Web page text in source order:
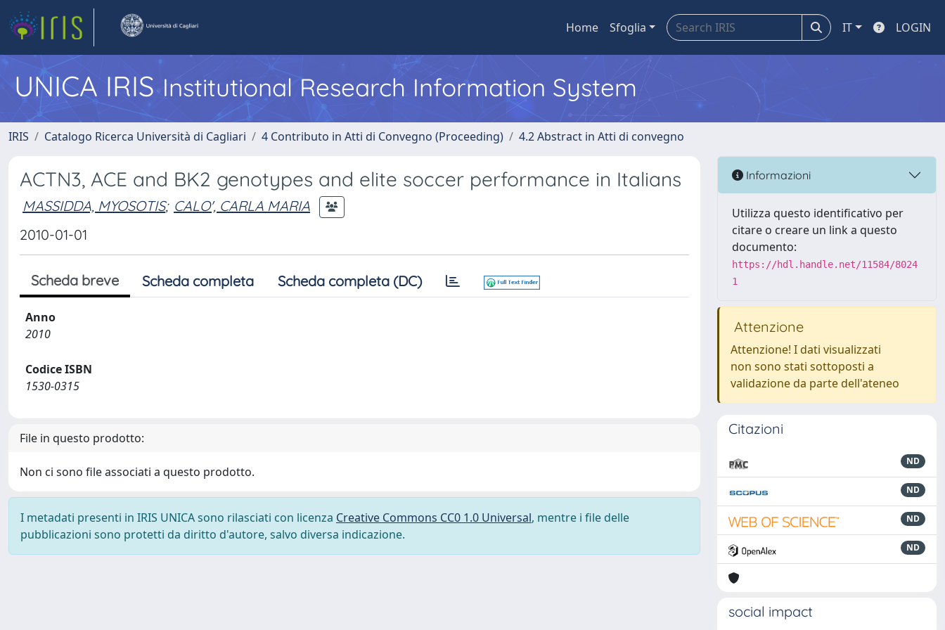
Home Sfoglia IT LOGIN
UNICA IRISInstitutional Research Information System
IRIS Catalogo Ricerca Università di Cagliari 4 Contributo in Atti di Convegno (Proceeding) 4.2 Abstract in Atti di convegno
ACTN3, ACE and BK2 genotypes and elite soccer performance in Italians
MASSIDDA, MYOSOTIS; CALO', CARLA MARIA
2010-01-01
Scheda breve Scheda completa Scheda completa (DC)
Anno
2010
Codice ISBN
1530-0315
File in questo prodotto:
Non ci sono file associati a questo prodotto.
I metadati presenti in IRIS UNICA sono rilasciati con licenza Creative Commons CC0 1.0 Universal, mentre i file delle
pubblicazioni sono protetti da diritto d'autore, salvo diversa indicazione.
Informazioni
Utilizza questo identificativo per
citare o creare un link a questo
documento:
https://hdl.handle.net/11584/8024
1
Attenzione
Attenzione! I dati visualizzati
non sono stati sottoposti a
validazione da parte dell'ateneo
Citazioni
ND
ND
ND
ND
social impact